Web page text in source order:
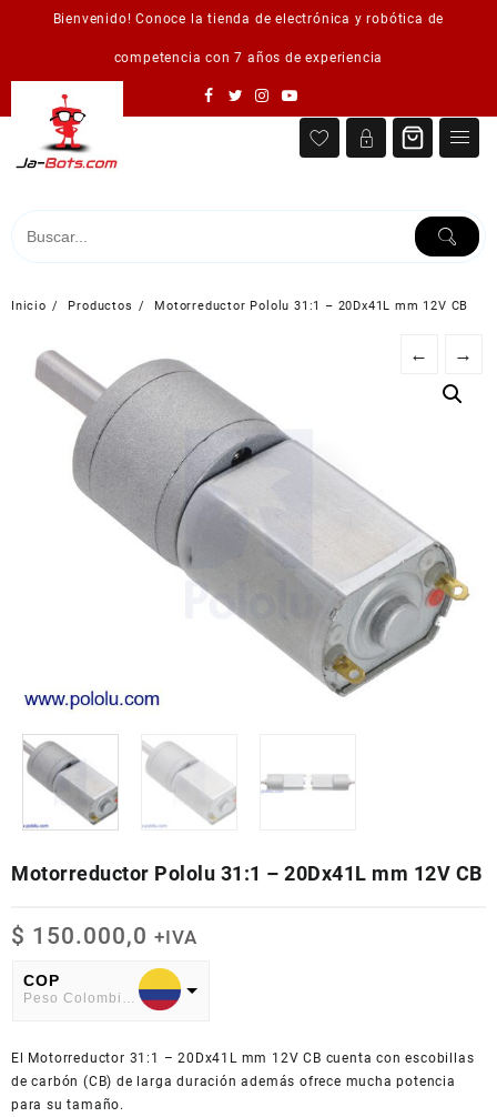
Bienvenido! Conoce la tienda de electrónica y robótica de
competencia con 7 años de experiencia
Inicio Productos Motorreductor Pololu 31:1 – 20Dx41L mm 12V CB
← →
Motorreductor Pololu 31:1 – 20Dx41L mm 12V CB
$ 150.000,0 +IVA
COP
Peso Colombiano
American Dollar
El Motorreductor 31:1 – 20Dx41L mm 12V CB cuenta con escobillas
de carbón (CB) de larga duración además ofrece mucha potencia
para su tamaño.